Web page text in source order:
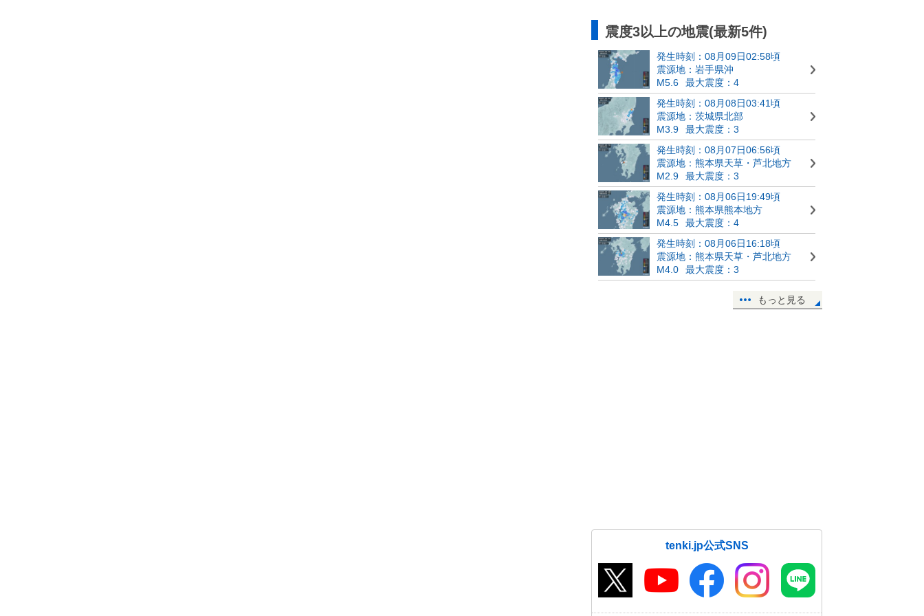
震度3以上の地震(最新5件)
発生時刻：08月09日02:58頃
震源地：岩手県沖
M5.6
最大震度：4
発生時刻：08月08日03:41頃
震源地：茨城県北部
M3.9
最大震度：3
発生時刻：08月07日06:56頃
震源地：熊本県天草・芦北地方
M2.9
最大震度：3
発生時刻：08月06日19:49頃
震源地：熊本県熊本地方
M4.5
最大震度：4
発生時刻：08月06日16:18頃
震源地：熊本県天草・芦北地方
M4.0
最大震度：3
もっと見る
tenki.jp公式SNS